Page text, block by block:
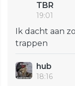
TBR
19:01
Ik dacht aan
trappen
hub
18:16